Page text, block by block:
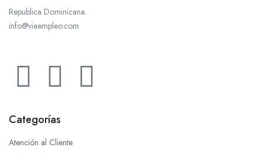
Republica Dominicana.
info@viaempleo.com
Categorías
Atención al Cliente